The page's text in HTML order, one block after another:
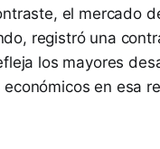
el mercado
registró una
los mayores
en esa